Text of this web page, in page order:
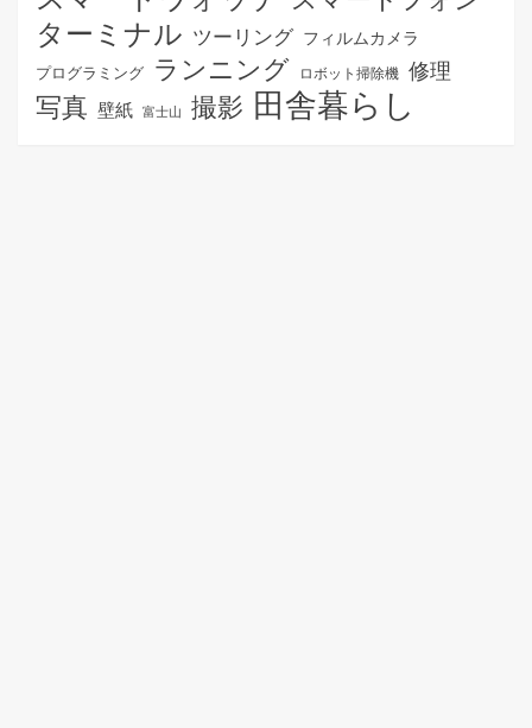
ターミナル ツーリング フィルムカメラ
プログラミング ランニング ロボット掃除機 修理
写真 壁紙 富士山 撮影 田舎暮らし